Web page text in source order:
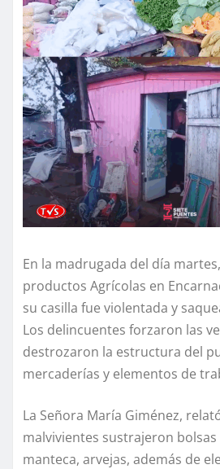
En la madrugada del día
productos Agrícolas en
su casilla fue violentada y
Los delincuentes forzaron las
destrozaron la estructura del
mercaderías y elementos de
La Señora María Giménez,
malvivientes sustrajeron
manteca, arvejas, además de